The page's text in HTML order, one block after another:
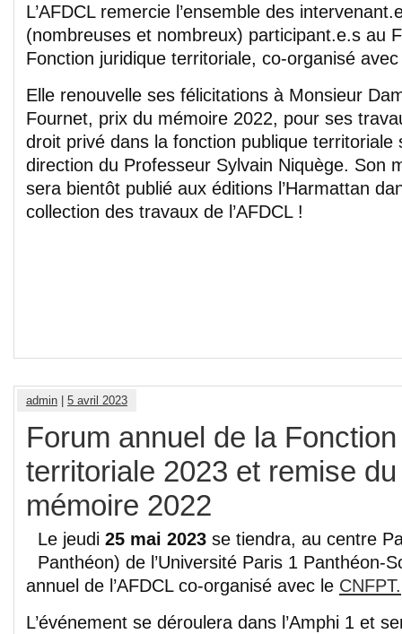
L’AFDCL remercie l’ensemble des
(nombreuses et nombreux) participant.e.s au
Fonction juridique territoriale, co-organisé
Elle renouvelle ses félicitations à Monsieur
Fournet, prix du mémoire 2022, pour ses
droit privé dans la fonction publique territoriale
direction du Professeur Sylvain Niquège. Son
sera bientôt publié aux éditions l’Harmattan
collection des travaux de l’AFDCL !
admin | 5 avril 2023
Forum annuel de la
territoriale 2023 et remise
mémoire 2022
Le jeudi 25 mai 2023se tiendra, au centre
Panthéon) de l’Université Paris 1 Panthéon-
annuel de l’AFDCL co-organisé avec le CNFPT.
L’événement se déroulera dans l’Amphi 1 et